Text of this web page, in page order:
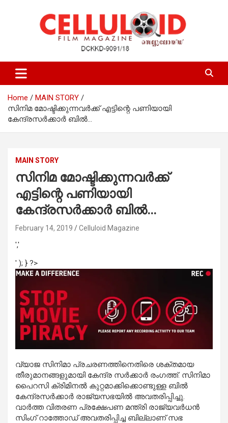
celluloid
Home
MAIN STORY
സിനിമ മോഷ്ടിക്കുന്നവര്‍ക്ക് എട്ടിന്റെ പണിയായി
കേന്ദ്രസര്‍ക്കാര്‍ ബില്‍…
MAIN STORY
സിനിമ മോഷ്ടിക്കുന്നവര്‍ക്ക്
എട്ടിന്റെ പണിയായി
കേന്ദ്രസര്‍ക്കാര്‍ ബില്‍…
February 14, 2019 Celluloid Magazine
','
' ); } ?>
വ്യാജ സിനിമാ പ്രചരണത്തിനെതിരെ ശക്തമായ
തീരുമാനങ്ങളുമായി കേന്ദ്ര സര്‍ക്കാര്‍ രംഗത്ത്. സിനിമാ
പൈറസി ക്രിമിനല്‍ കുറ്റമാക്കിക്കൊണ്ടുള്ള ബില്‍
കേന്ദ്രസര്‍ക്കാര്‍ രാജ്യസഭയില്‍ അവതരിപ്പിച്ചു.
വാര്‍ത്ത വിതരണ പ്രക്ഷേപണ മന്ത്രി രാജ്യവര്‍ധന്‍
സിംഗ് റാത്തോഡ് അവതരിപ്പിച്ച ബില്ലാണ് സഭ